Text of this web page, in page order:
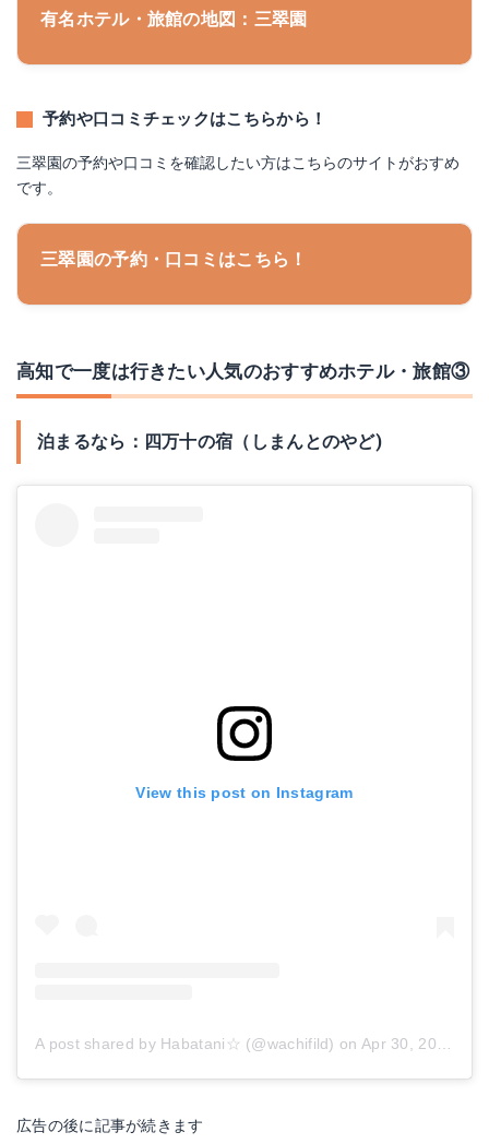
有名ホテル・旅館の地図：三翠園
予約や口コミチェックはこちらから！
三翠園の予約や口コミを確認したい方はこちらのサイトがおすめ
です。
三翠園の予約・口コミはこちら！
高知で一度は行きたい人気のおすすめホテル・旅館③
泊まるなら：四万十の宿（しまんとのやど)
View this post on Instagram
A post shared by Habatani☆ (@wachifild) on Apr 30, 2017 at 1:27am PDT
広告の後に記事が続きます